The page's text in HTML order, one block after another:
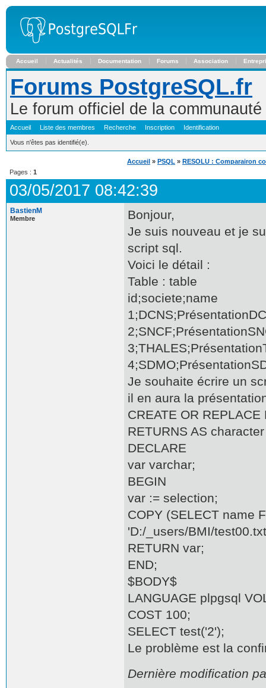
Accueil Actualités Documentation Forums Association
Forums PostgreSQL.fr
Le forum officiel de la
Accueil Liste des membres Recherche Inscription Identification
Vous n'êtes pas identifié(e).
Accueil » PSQL » RESOLU : Comparairon
Pages : 1
03/05/2017 08:42:39
BastienM
Membre
Bonjour,
Je suis nouveau et je
script sql.
Voici le détail :
Table : table
id;societe;name
Je souhaite écrire un
il en aura la
CREATE OR
RETURNS AS
DECLARE
var varchar;
BEGIN
var := selection;
COPY (SELECT name
'D:/_users/BMI/
RETURN var;
END;
$BODY$
LANGUAGE plpgsql
COST 100;
SELECT test('2');
Le problème est la
Dernière modification